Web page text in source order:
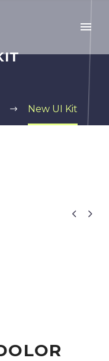
New UI Kit
 